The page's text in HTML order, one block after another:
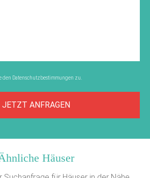
den Datenschutzbestimmungen zu.
JETZT ANFRAGEN
Häuser